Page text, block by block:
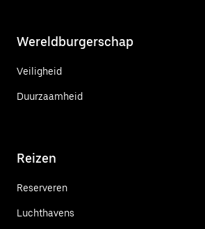
Wereldburgerschap
Veiligheid
Duurzaamheid
Reizen
Reserveren
Luchthavens